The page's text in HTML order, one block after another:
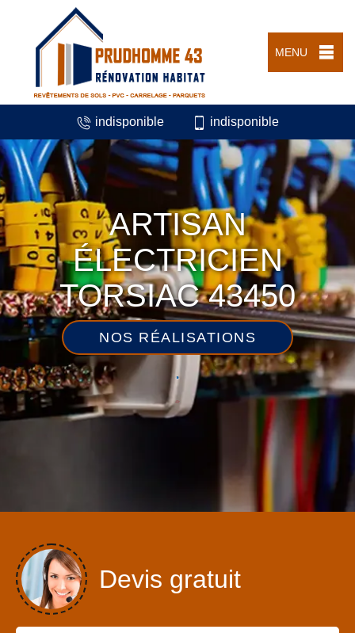
MENU
indisponible indisponible
ARTISAN
ÉLECTRICIEN
TORSIAC 43450
NOS RÉALISATIONS
Devis gratuit